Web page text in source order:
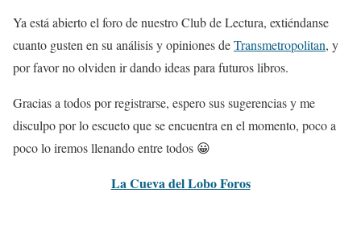
Ya está abierto el foro de nuestro Club de Lectura, extiéndanse
cuanto gusten en su análisis y opiniones deTransmetropolitan, y
por favor no olviden ir dando ideas para futuros libros.
Gracias a todos por registrarse, espero sus sugerencias y me
disculpo por lo escueto que se encuentra en el momento, poco a
poco lo iremos llenando entre todos 😀
La Cueva del Lobo Foros